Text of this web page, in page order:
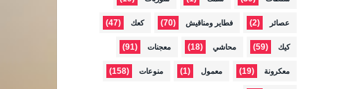
عصائر (2) فطاير ومناقيش (70) كعك (47)
كيك (59) محاشي (18) معجنات (91)
معكرونة (19) معمول (1) منوعات (158)